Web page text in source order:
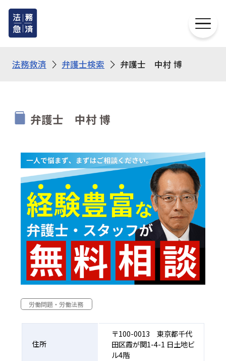
法務救済 弁護士検索 弁護士 中村 博
弁護士 中村 博
労働問題・労働法務
住所
〒100-0013 東京都千代
田区霞が関1-4-1 日土地ビ
ル4階